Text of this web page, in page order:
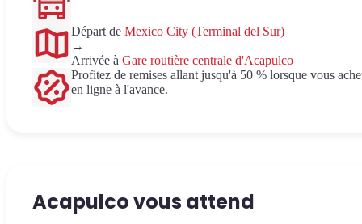
Départ de Mexico City (Terminal del Sur)
→
Arrivée à Gare routière centrale d'Acapulco
Profitez de remises allant jusqu'à 50 % lorsque vous
en ligne à l'avance.
Acapulco vous attend